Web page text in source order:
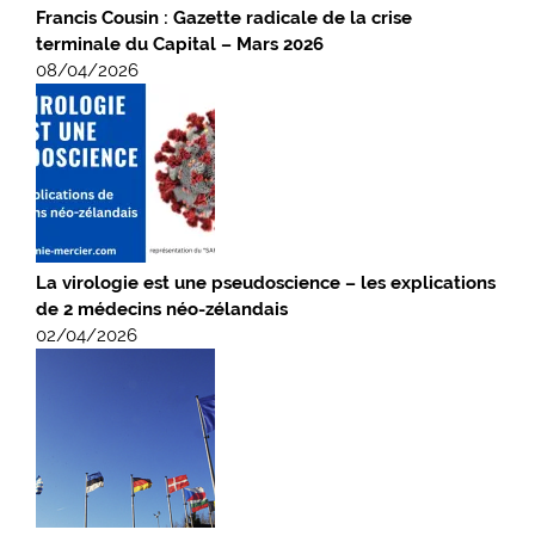
Francis Cousin : Gazette radicale de la crise
terminale du Capital – Mars 2026
08/04/2026
La virologie est une pseudoscience – les explications
de 2 médecins néo-zélandais
02/04/2026